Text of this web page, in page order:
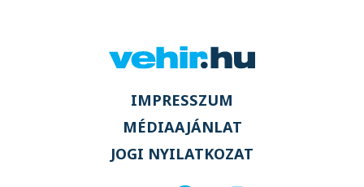
IMPRESSZUM
MÉDIAAJÁNLAT
JOGI NYILATKOZAT